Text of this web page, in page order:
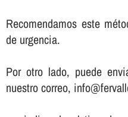
Recomendamos este
de urgencia.
Por otro lado, puede
nuestro correo,